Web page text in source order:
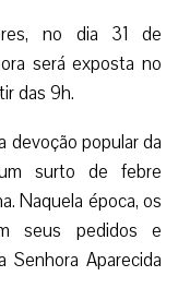
no dia 31 de
será exposta no
das 9h.
devoção popular da
surto de febre
Naquela época, os
seus pedidos e
Senhora Aparecida